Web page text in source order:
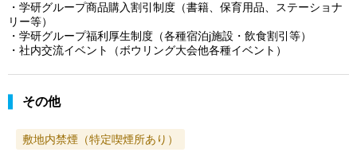
・学研グループ商品購入割引制度（書籍、保育用品、ステーショナ
リー等）
・学研グループ福利厚生制度（各種宿泊j施設・飲食割引等）
・社内交流イベント（ボウリング大会他各種イベント）
その他
敷地内禁煙（特定喫煙所あり）